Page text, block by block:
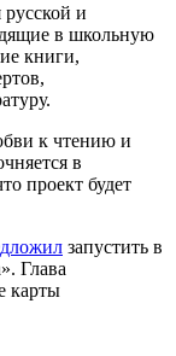
русской и
в школьную
книги,
к чтению и
в
проект будет
запустить в
Глава
карты